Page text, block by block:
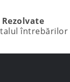
Rezolvate
întrebărilor